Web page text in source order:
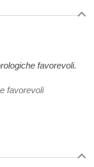
favorevoli.
favorevoli